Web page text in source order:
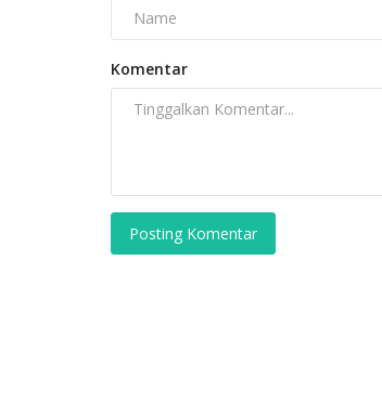
Komentar
Posting Komentar